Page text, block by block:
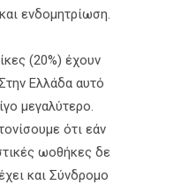
ενδομητρίωση.
(20%) έχουν
Ελλάδα αυτό
μεγαλύτερο.
ότι εάν
ωοθήκες δε
και Σύνδρομο